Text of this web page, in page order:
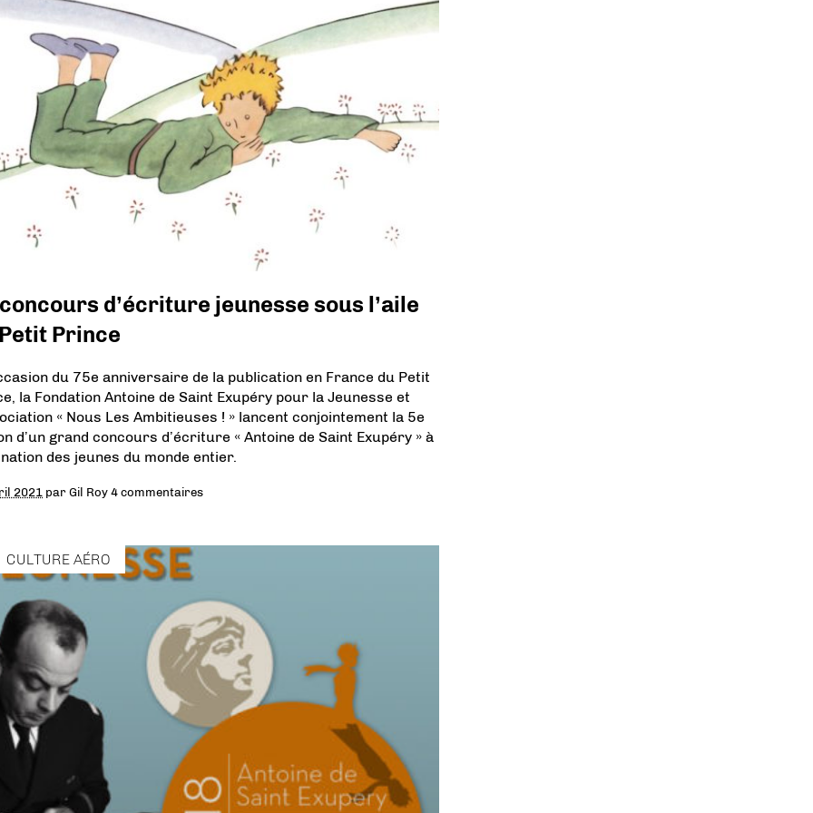
d’écriture jeunesse sous l’aile
Prince
du 75e anniversaire de la publication en France du Petit
la Fondation Antoine de Saint Exupéry pour la Jeunesse et
« Nous Les Ambitieuses ! » lancent conjointement la 5e
d’un grand concours d’écriture « Antoine de Saint Exupéry » à
des jeunes du monde entier.
2021 parGil Roy4 commentaires
CULTURE AÉRO